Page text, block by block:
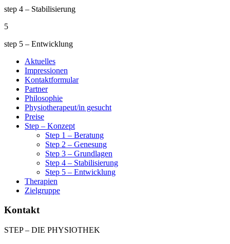
step 4 – Stabilisierung
5
step 5 – Entwicklung
Aktuelles
Impressionen
Kontaktformular
Partner
Philosophie
Physiotherapeut/in gesucht
Preise
Step – Konzept
Step 1 – Beratung
Step 2 – Genesung
Step 3 – Grundlagen
Step 4 – Stabilisierung
Step 5 – Entwicklung
Therapien
Zielgruppe
Kontakt
STEP – DIE PHYSIOTHEK